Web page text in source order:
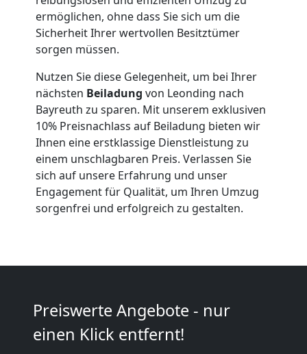
ermöglichen, ohne dass Sie sich um die
Sicherheit Ihrer wertvollen Besitztümer
sorgen müssen.
Nutzen Sie diese Gelegenheit, um bei Ihrer
nächsten Beiladung von Leonding nach
Bayreuth zu sparen. Mit unserem exklusiven
10% Preisnachlass auf Beiladung bieten wir
Ihnen eine erstklassige Dienstleistung zu
einem unschlagbaren Preis. Verlassen Sie
sich auf unsere Erfahrung und unser
Engagement für Qualität, um Ihren Umzug
sorgenfrei und erfolgreich zu gestalten.
Preiswerte Angebote - nur
einen Klick entfernt!
Umzüge
Leonding
Vereinsumzug
Leonding
Anfrage
National
Möbeltransport